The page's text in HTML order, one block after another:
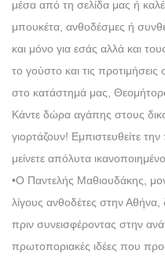
μέσα από τη σελίδα μας ή
μπουκέτα, ανθοδέσμες ή
και μόνο για εσάς αλλά και
το γούστο και τις
στο κατάστημά μας,
Κάντε δώρα αγάπης στους
γιορτάζουν! Εμπιστευθείτε
μείνετε απόλυτα
•Ο Παντελής Μαθιουδάκης,
λίγους ανθοδέτες στην Αθήνα,
πριν συνεισφέροντας στην
πρωτοποριακές ιδέες που